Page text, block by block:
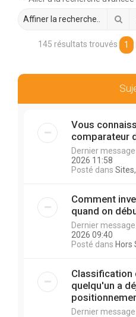
145 résultats trouvés 1
Vous
comparateur
Dernier
2026 11:58
Posté dans
Comment
quand on
Dernier
2026 09:40
Posté dans Hors
Classification
quelqu'un a
Dernier